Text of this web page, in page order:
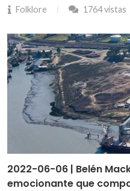
Folklore 1764 vistas
2022-06-06 | Belén
emocionante que